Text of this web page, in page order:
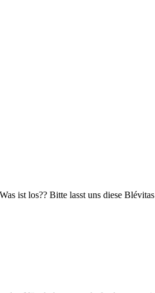
ist los?? Bitte lasst uns diese